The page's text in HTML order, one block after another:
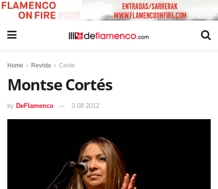
Home Revista Cante
Montse Cortés
by DeFlamenco 3 08 2012